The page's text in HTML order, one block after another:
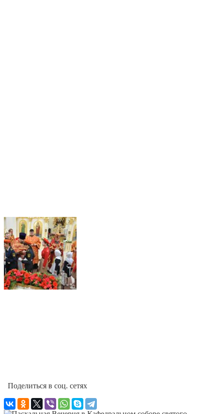
Поделиться в соц. сетях